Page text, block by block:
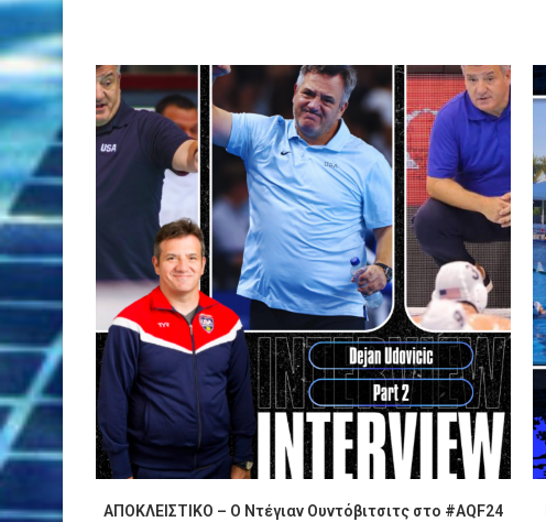
ΑΠΟΚΛΕΙΣΤΙΚΟ – Ο Ντέγιαν Ουντόβιτσιτς στο #AQF24